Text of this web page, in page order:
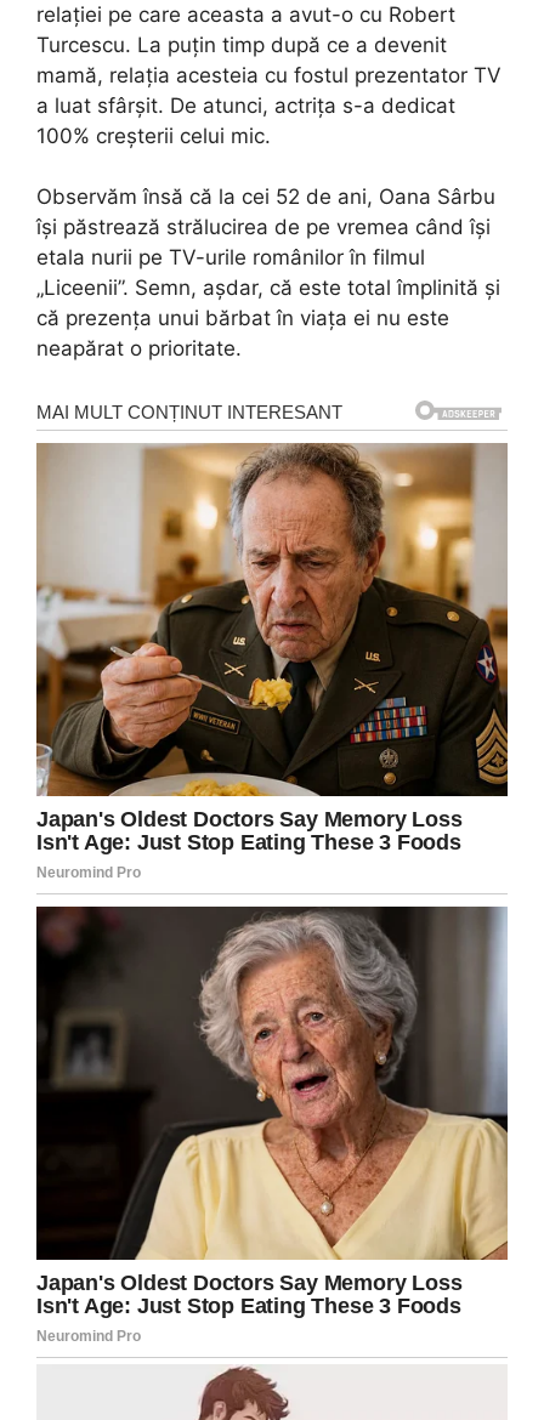
relației pe care aceasta a avut-o cu Robert
Turcescu. La puțin timp după ce a devenit
mamă, relația acesteia cu fostul prezentator TV
a luat sfârșit. De atunci, actrița s-a dedicat
100% creșterii celui mic.
Observăm însă că la cei 52 de ani, Oana Sârbu
își păstrează strălucirea de pe vremea când își
etala nurii pe TV-urile românilor în filmul
„Liceenii”. Semn, așdar, că este total împlinită și
că prezența unui bărbat în viața ei nu este
neapărat o prioritate.